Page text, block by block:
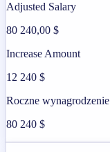
Adjusted Salary
80 240,00 $
Increase Amount
12 240 $
Roczne wynagrodzenie
80 240 $